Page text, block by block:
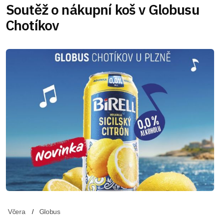
Soutěž o nákupní koš v Globusu
Chotíkov
Včera Globus